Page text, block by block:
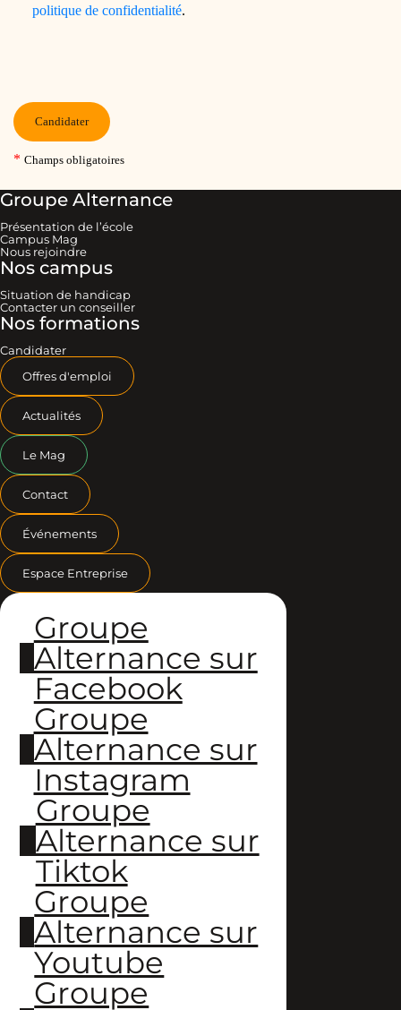
Groupe Alternance
Présentation de l’école
Campus Mag
Nous rejoindre
Nos campus
Situation de handicap
Contacter un conseiller
Nos formations
Candidater
Offres d'emploi
Actualités
Le Mag
Contact
Événements
Espace Entreprise
Groupe
Alternance sur
Facebook
Groupe
Alternance sur
Instagram
Groupe
Alternance sur
Tiktok
Groupe
Alternance sur
Youtube
Groupe